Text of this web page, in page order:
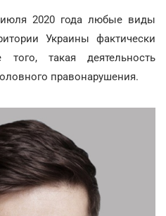
2020 года любые виды
Украины фактически
такая деятельность
правонарушения.